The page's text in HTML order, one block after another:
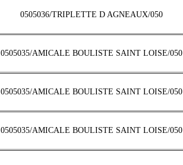
0505036/TRIPLETTE D AGNEAUX/050
0505035/AMICALE BOULISTE SAINT LOISE/050
0505035/AMICALE BOULISTE SAINT LOISE/050
0505035/AMICALE BOULISTE SAINT LOISE/050